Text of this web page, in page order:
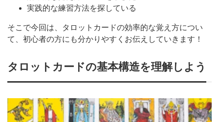
実践的な練習方法を探している
そこで今回は、タロットカードの効率的な覚え方につい
て、初心者の方にも分かりやすくお伝えしていきます！
タロットカードの基本構造を理解しよう